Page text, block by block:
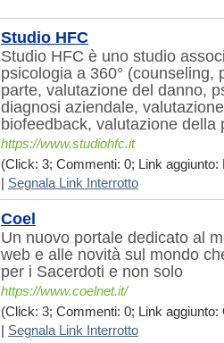
Studio HFC
Studio HFC è uno studio
psicologia a 360° (counseling,
parte, valutazione del danno,
diagnosi aziendale,
biofeedback, valutazione della
https://www.studiohfc.it
(Click: 3; Commenti: 0; Link aggiunto:
Segnala Link Interrotto
Coel
Un nuovo portale dedicato al
web e alle novità sul mondo
per i Sacerdoti e non solo
https://www.coelnet.it/
(Click: 3; Commenti: 0; Link aggiunto:
Segnala Link Interrotto